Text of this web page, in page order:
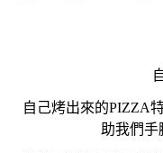
自己烤出來的PIZZA
助我們手